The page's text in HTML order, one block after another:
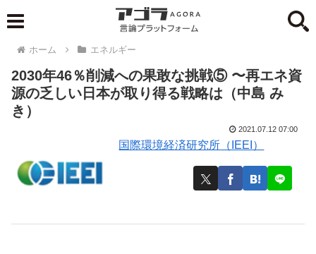
ホーム エネルギー
2030年46％削減への果敢な挑戦⑤ 〜再エネ資
源の乏しい日本が取り得る戦略は（中島 み
き）
国際環境経済研究所（IEEI）
2021.07.12 07:00